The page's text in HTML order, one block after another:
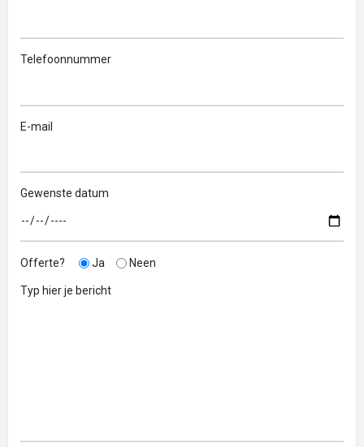
Telefoonnummer
E-mail
Gewenste datum
Offerte? Ja Neen